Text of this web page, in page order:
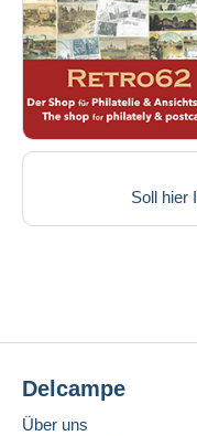
Soll hier
Delcampe
Über uns